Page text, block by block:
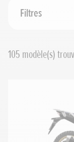
Filtres
105 modèle(s)